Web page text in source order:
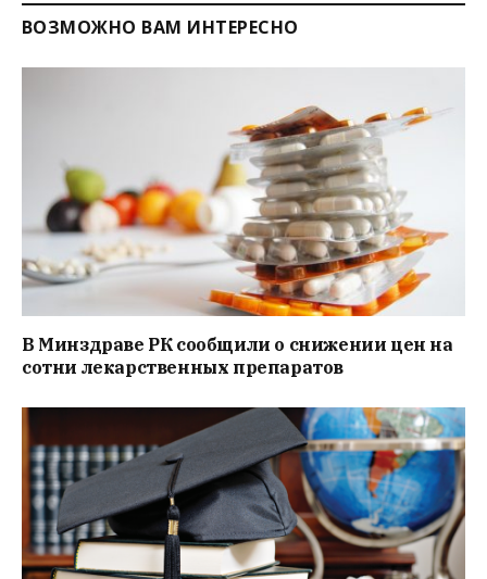
ВОЗМОЖНО ВАМ ИНТЕРЕСНО
В Минздраве РК сообщили о снижении цен на
сотни лекарственных препаратов